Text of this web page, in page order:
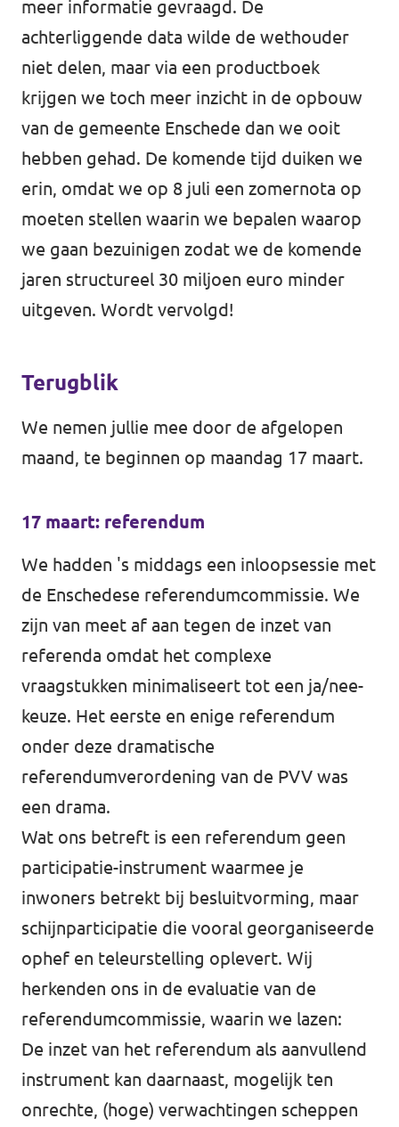
meer informatie gevraagd. De
achterliggende data wilde de wethouder
niet delen, maar via een productboek
krijgen we toch meer inzicht in de opbouw
van de gemeente Enschede dan we ooit
hebben gehad. De komende tijd duiken we
erin, omdat we op 8 juli een zomernota op
moeten stellen waarin we bepalen waarop
we gaan bezuinigen zodat we de komende
jaren structureel 30 miljoen euro minder
uitgeven. Wordt vervolgd!
Terugblik
We nemen jullie mee door de afgelopen
maand, te beginnen op maandag 17 maart.
17 maart: referendum
We hadden 's middags een inloopsessie met
de Enschedese referendumcommissie. We
zijn van meet af aan tegen de inzet van
referenda omdat het complexe
vraagstukken minimaliseert tot een ja/nee-
keuze. Het eerste en enige referendum
onder deze dramatische
referendumverordening van de PVV was
een drama.
Wat ons betreft is een referendum geen
participatie-instrument waarmee je
inwoners betrekt bij besluitvorming, maar
schijnparticipatie die vooral georganiseerde
ophef en teleurstelling oplevert. Wij
herkenden ons in de evaluatie van de
referendumcommissie, waarin we lazen:
De inzet van het referendum als aanvullend
instrument kan daarnaast, mogelijk ten
onrechte, (hoge) verwachtingen scheppen